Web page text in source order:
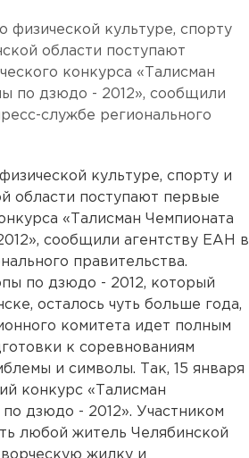
физической культуре, спорту
области поступают
конкурса «Талисман
по дзюдо - 2012», сообщили
службе регионального
культуре, спорту и
области поступают первые
«Талисман Чемпионата
сообщили агентству ЕАН в
правительства.
по дзюдо - 2012, который
осталось чуть больше года,
комитета идет полным
к соревнованиям
и символы. Так, 15 января
конкурс «Талисман
дзюдо - 2012». Участником
любой житель Челябинской
жилку и